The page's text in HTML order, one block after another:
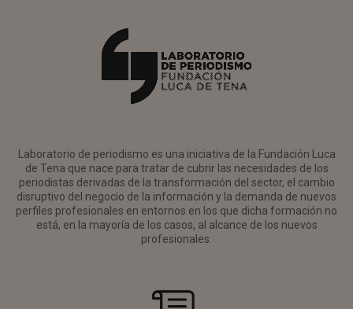
Laboratorio de periodismo es una iniciativa de la Fundación Luca
de Tena que nace para tratar de cubrir las necesidades de los
periodistas derivadas de la transformación del sector, el cambio
disruptivo del negocio de la información y la demanda de nuevos
perfiles profesionales en entornos en los que dicha formación no
está, en la mayoría de los casos, al alcance de los nuevos
profesionales.